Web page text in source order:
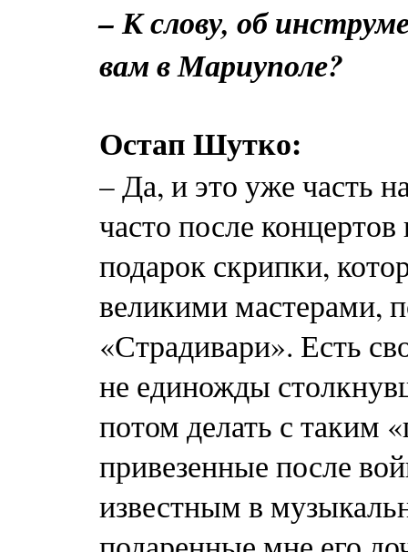
– К слову, об
вам в Мариуполе?
Остап Шутко:
– Да, и это уже часть
часто после
подарок скрипки,
великими мастерами,
«Страдивари». Есть
не единожды
потом делать с таким
привезенные после
известным в